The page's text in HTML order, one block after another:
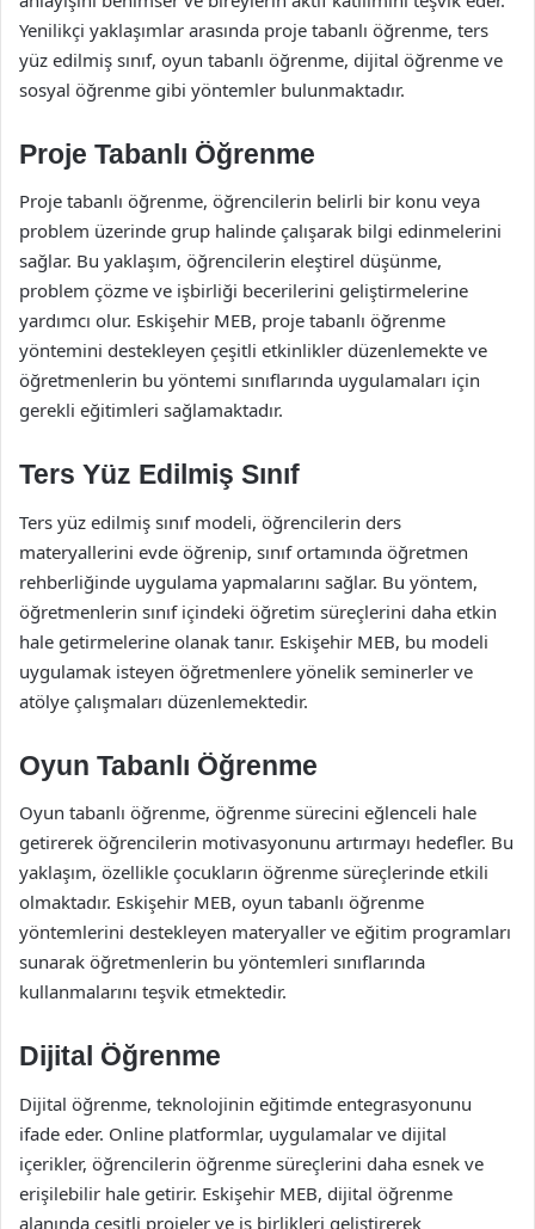
Yenilikçi yaklaşımlar arasında proje tabanlı öğrenme, ters
yüz edilmiş sınıf, oyun tabanlı öğrenme, dijital öğrenme ve
sosyal öğrenme gibi yöntemler bulunmaktadır.
Proje Tabanlı Öğrenme
Proje tabanlı öğrenme, öğrencilerin belirli bir konu veya
problem üzerinde grup halinde çalışarak bilgi edinmelerini
sağlar. Bu yaklaşım, öğrencilerin eleştirel düşünme,
problem çözme ve işbirliği becerilerini geliştirmelerine
yardımcı olur. Eskişehir MEB, proje tabanlı öğrenme
yöntemini destekleyen çeşitli etkinlikler düzenlemekte ve
öğretmenlerin bu yöntemi sınıflarında uygulamaları için
gerekli eğitimleri sağlamaktadır.
Ters Yüz Edilmiş Sınıf
Ters yüz edilmiş sınıf modeli, öğrencilerin ders
materyallerini evde öğrenip, sınıf ortamında öğretmen
rehberliğinde uygulama yapmalarını sağlar. Bu yöntem,
öğretmenlerin sınıf içindeki öğretim süreçlerini daha etkin
hale getirmelerine olanak tanır. Eskişehir MEB, bu modeli
uygulamak isteyen öğretmenlere yönelik seminerler ve
atölye çalışmaları düzenlemektedir.
Oyun Tabanlı Öğrenme
Oyun tabanlı öğrenme, öğrenme sürecini eğlenceli hale
getirerek öğrencilerin motivasyonunu artırmayı hedefler. Bu
yaklaşım, özellikle çocukların öğrenme süreçlerinde etkili
olmaktadır. Eskişehir MEB, oyun tabanlı öğrenme
yöntemlerini destekleyen materyaller ve eğitim programları
sunarak öğretmenlerin bu yöntemleri sınıflarında
kullanmalarını teşvik etmektedir.
Dijital Öğrenme
Dijital öğrenme, teknolojinin eğitimde entegrasyonunu
ifade eder. Online platformlar, uygulamalar ve dijital
içerikler, öğrencilerin öğrenme süreçlerini daha esnek ve
erişilebilir hale getirir. Eskişehir MEB, dijital öğrenme
alanında çeşitli projeler ve iş birlikleri geliştirerek